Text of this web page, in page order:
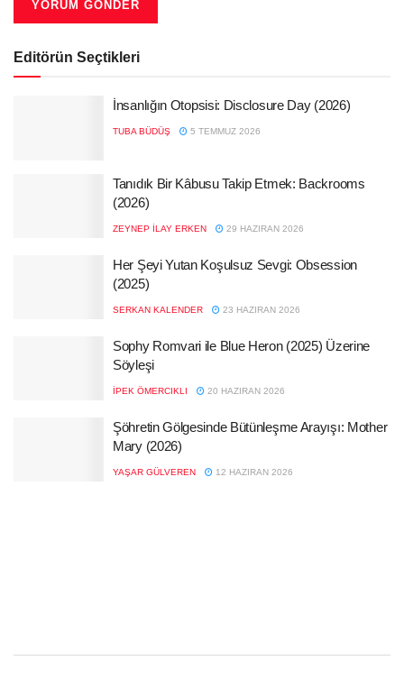
Editörün Seçtikleri
İnsanlığın Otopsisi: Disclosure Day (2026)
TUBA BÜDÜŞ 5 TEMMUZ 2026
Tanıdık Bir Kâbusu Takip Etmek: Backrooms
(2026)
ZEYNEP İLAY ERKEN 29 HAZIRAN 2026
Her Şeyi Yutan Koşulsuz Sevgi: Obsession
(2025)
SERKAN KALENDER 23 HAZIRAN 2026
Sophy Romvari ile Blue Heron (2025) Üzerine
Söyleşi
İPEK ÖMERCIKLI 20 HAZIRAN 2026
Şöhretin Gölgesinde Bütünleşme Arayışı: Mother
Mary (2026)
YAŞAR GÜLVEREN 12 HAZIRAN 2026